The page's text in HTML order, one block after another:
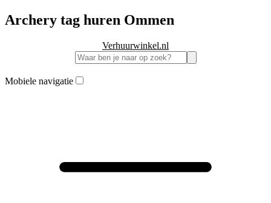
Archery tag huren Ommen
Verhuurwinkel.nl
Mobiele navigatie